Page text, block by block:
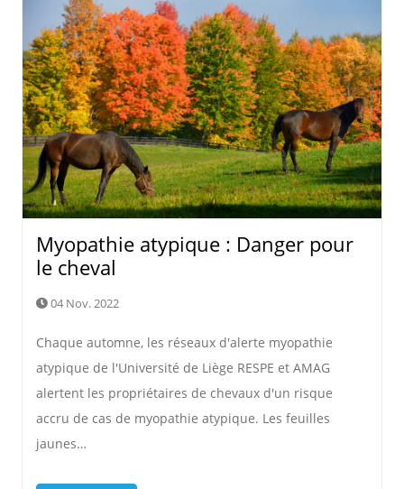
Myopathie atypique : Danger pour
le cheval
04 Nov. 2022
Chaque automne, les réseaux d'alerte myopathie
atypique de l'Université de Liège RESPE et AMAG
alertent les propriétaires de chevaux d'un risque
accru de cas de myopathie atypique. Les feuilles
jaunes…